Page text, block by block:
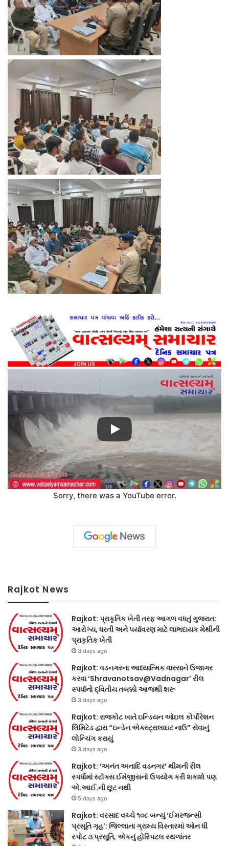
Sorry, there was a YouTube error.
Rajkot News
Rajkot: પ્રાકૃતિક ખેતી તરફ આગળ વધતું ગુજરાત:
આરોગ્ય, ધરતી અને પર્યાવરણ માટે લાભદાયક મેથીની
પ્રાકૃતિક ખેતી
3 days ago
Rajkot: વડનગરના આધ્યાત્મિક વારસાને ઉજાગર
કરવા ‘Shravanotsav@Vadnagar’ રીલ
સ્પર્ધાનો દ્વિતીય તબક્કો આજથી શરૂ
3 days ago
Rajkot: રાજકોટ ખાતે ઇન્ડિયન ઓઇલ કોર્પોરેશન
લિમિટેડ દ્વારા “ઇન્ડેન એક્સ્ટ્રાલાઇટ નાઉ” સેવાનું
લોન્ચિંગ કરાયું
3 days ago
Rajkot: ‘અનંત અનાદિ વડનગર’ થીમની રીલ
સ્પર્ધામાં સ્ટોક્સ ઈમેજીસનો ઉપયોગ કરી શકાશે પણ
એ.આઈ.ની છૂટ નથી
5 days ago
Rajkot: વરસાદ વચ્ચે ૧૦૮ બન્યું ‘ઈમરજન્સી
પ્રસૂતિ ગૃહ’: જિલ્લાના ગ્રામ્ય વિસ્તારમાં ઓન ધી
સ્પોટ ૩ પ્રસૂતિ, એકનું હોસ્પિટલ સ્થળાંતર